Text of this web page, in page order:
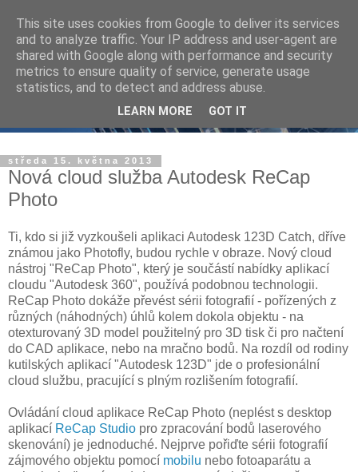
středa 15. května 2013
Nová cloud služba Autodesk ReCap
Photo
Ti, kdo si již vyzkoušeli aplikaci Autodesk 123D Catch, dříve
známou jako Photofly, budou rychle v obraze. Nový cloud
nástroj "ReCap Photo", který je součástí nabídky aplikací
cloudu "Autodesk 360", používá podobnou technologii.
ReCap Photo dokáže převést sérii fotografií - pořízených z
různých (náhodných) úhlů kolem dokola objektu - na
otexturovaný 3D model použitelný pro 3D tisk či pro načtení
do CAD aplikace, nebo na mračno bodů. Na rozdíl od rodiny
kutilských aplikací "Autodesk 123D" jde o profesionální
cloud službu, pracující s plným rozlišením fotografií.
Ovládání cloud aplikace ReCap Photo (neplést s desktop
aplikací ReCap Studio pro zpracování bodů laserového
skenování) je jednoduché. Nejprve pořiďte sérii fotografií
zájmového objektu pomocí mobilu nebo fotoaparátu a
This site uses cookies from Google to deliver its services
and to analyze traffic. Your IP address and user-agent are
shared with Google along with performance and security
metrics to ensure quality of service, generate usage
statistics, and to detect and address abuse.
LEARN MORE GOT IT